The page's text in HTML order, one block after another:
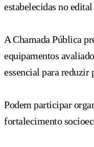
estabelecidas no
A Chamada Pública
equipamentos
essencial para reduzir
Podem participar
fortalecimento